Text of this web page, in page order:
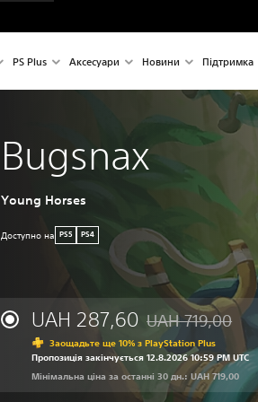
PS Plus Аксесуари Новини Підтримка
Bugsnax
Young Horses
Доступно на PS5 PS4
UAH 287,60 Знижка від
UAH 719,00
Заощадьте ще 10% з PlayStation Plus
Пропозиція закінчується 12.8.2026 10:59 PM UTC
Мінімальна ціна за останні 30 дн.: UAH 719,00